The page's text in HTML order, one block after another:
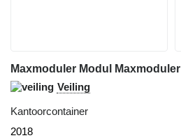
Maxmoduler Modul Maxmoduler
Veiling
Kantoorcontainer
2018